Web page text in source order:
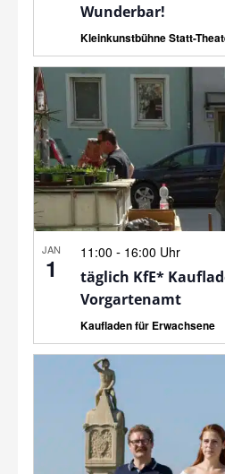
Wunderbar!
Kleinkunstbühne Statt-
JAN
1
11:00 - 16:00 Uhr
täglich KfE*
Vorgartenamt
Kaufladen für Erwachsene